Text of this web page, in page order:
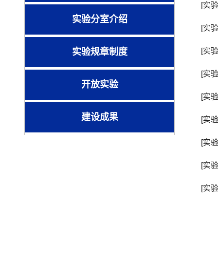
实验分室介绍
实验规章制度
开放实验
建设成果
[实
[实
[实
[实
[实
[实
[实
[实
[实